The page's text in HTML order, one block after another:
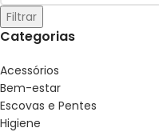
Filtrar
Categorias
Acessórios
Bem-estar
Escovas e Pentes
Higiene